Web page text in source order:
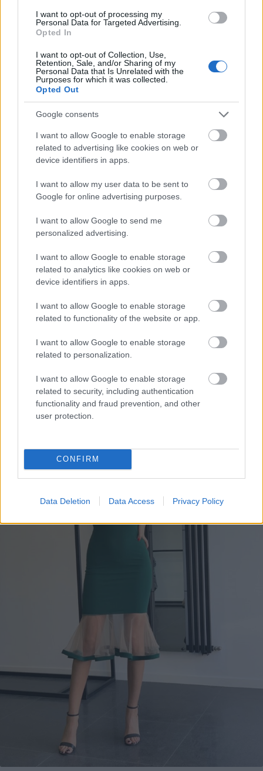
I want to opt-out of processing my
Personal Data for Targeted Advertising.
Opted In
I want to opt-out of Collection, Use,
Retention, Sale, and/or Sharing of my
Personal Data that Is Unrelated with the
Purposes for which it was collected.
Opted Out
Google consents
I want to allow Google to enable storage
related to advertising like cookies on web or
device identifiers in apps.
I want to allow my user data to be sent to
Google for online advertising purposes.
I want to allow Google to send me
personalized advertising.
I want to allow Google to enable storage
related to analytics like cookies on web or
device identifiers in apps.
I want to allow Google to enable storage
related to functionality of the website or app.
I want to allow Google to enable storage
related to personalization.
I want to allow Google to enable storage
related to security, including authentication
functionality and fraud prevention, and other
user protection.
CONFIRM
Data Deletion Data Access Privacy Policy
care ai nevoie.
Rochia Rania, cu tulle la putere
Pastrand acest registru, de insertie de tulle,
aceeasi sursa te inspira si cu rochia Rania, lunga.
Fara maneci, cu eleganta insertie stralucitoare la
baza gatului, cu umerii dezgoliti, linia acestei rochii
este mulata si iti pune corpul in evidenta. Daca stii
tiparul rochiilor sirena, ei bine Rania este din acea
poveste. Partea de jos este despre tulle
transparent, in pliuri, cu tiv colorat. Apropo de
culori, regasesti aceeasi varietate, in tonuri
vibrant.